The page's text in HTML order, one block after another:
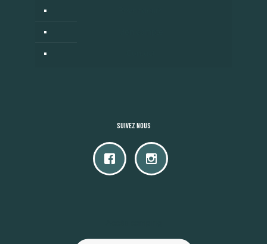
Suivez nous